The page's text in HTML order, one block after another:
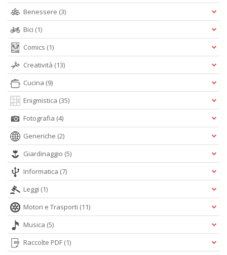
Benessere (3)
Bici (1)
Comics (1)
Creatività (13)
Cucina (9)
Enigmistica (35)
Fotografia (4)
Generiche (2)
Giardinaggio (5)
Informatica (7)
Leggi (1)
Motori e Trasporti (11)
Musica (5)
Raccolte PDF (1)